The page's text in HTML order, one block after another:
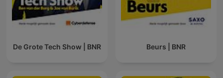
De Grote Tech Show | BNR Beurs | BNR